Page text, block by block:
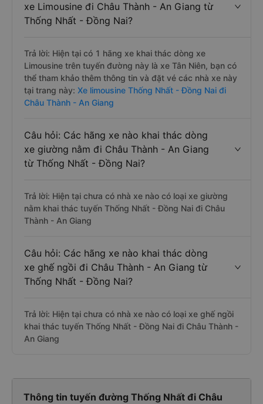
xe Limousine đi Châu Thành - An Giang từ
Thống Nhất - Đồng Nai?
Trả lời: Hiện tại có 1 hãng xe khai thác dòng xe
Limousine trên tuyến đường này là xe Tân Niên, bạn có
thể tham khảo thêm thông tin và đặt vé các nhà xe này
tại trang này: Xe limousine Thống Nhất - Đồng Nai đi
Châu Thành - An Giang
Câu hỏi: Các hãng xe nào khai thác dòng
xe giường nằm đi Châu Thành - An Giang
từ Thống Nhất - Đồng Nai?
Trả lời: Hiện tại chưa có nhà xe nào có loại xe giường
nằm khai thác tuyến Thống Nhất - Đồng Nai đi Châu
Thành - An Giang
Câu hỏi: Các hãng xe nào khai thác dòng
xe ghế ngồi đi Châu Thành - An Giang từ
Thống Nhất - Đồng Nai?
Trả lời: Hiện tại chưa có nhà xe nào có loại xe ghế ngồi
khai thác tuyến Thống Nhất - Đồng Nai đi Châu Thành -
An Giang
Thông tin tuyến đường Thống Nhất đi Châu